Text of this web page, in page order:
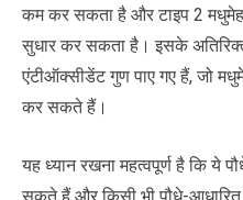
कम कर सकता है और टाइप 2
सुधार कर सकता है। इसके
एंटीऑक्सीडेंट गुण पाए गए हैं, जो
कर सकते हैं।
यह ध्यान रखना महत्वपूर्ण है कि ये